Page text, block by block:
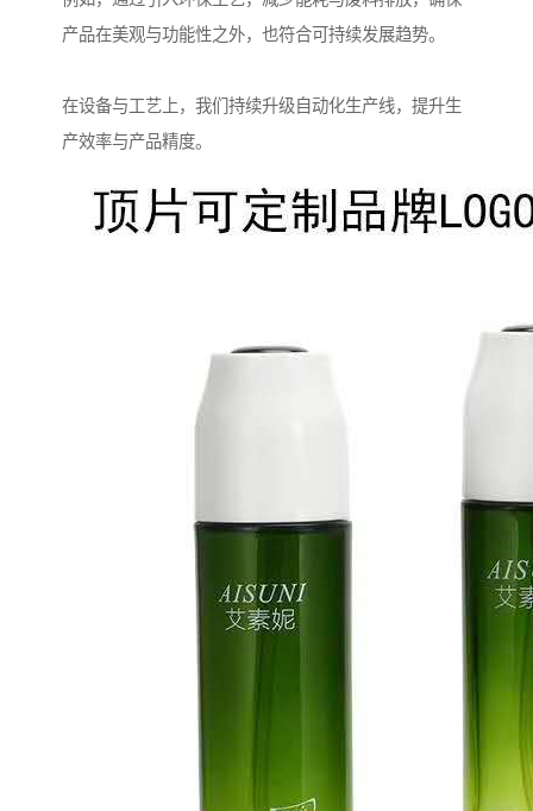
产品在美观与功能性之外，也符合可持续发展趋势。
在设备与工艺上，我们持续升级自动化生产线，提升生
产效率与产品精度。